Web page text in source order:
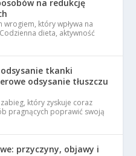
na redukcję
wrogiem, który wpływa na
dieta, aktywność
tkanki
odsysanie tłuszczu
który zyskuje coraz
pragnących poprawić swoją
przyczyny, objawy i